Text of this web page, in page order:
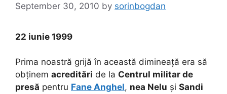
September 30, 2010 by sorinbogdan
22 iunie 1999
Prima noastră grijă în această dimineață era să
obținem acreditări de la Centrul militar de
presă pentru Fane Anghel, nea Nelu și Sandi